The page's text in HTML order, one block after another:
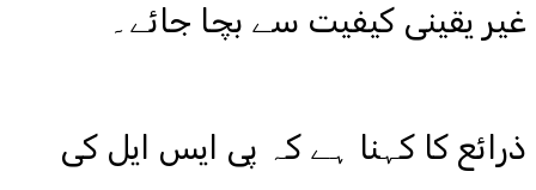
غیر یقینی کیفیت سے بچا جائے۔
ذرائع کا کہنا ہے کہ پی ایس ایل کی